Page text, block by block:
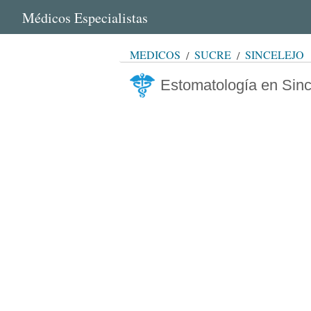
Médicos Especialistas
MÉDICOS SUCRE SINCELEJO
Estomatología en